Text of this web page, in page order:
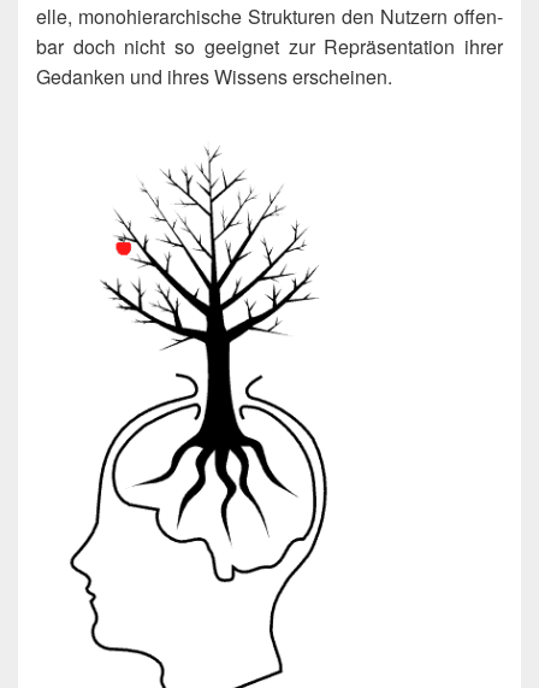
el­le, mono­hier­ar­chi­sche Struk­tu­ren den Nut­zern offen­
bar doch nicht so geeig­net zur Reprä­sen­ta­ti­on ihrer
Gedan­ken und ihres Wis­sens erscheinen.